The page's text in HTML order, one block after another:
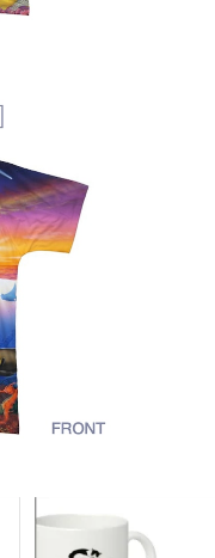
ャツ FT-0